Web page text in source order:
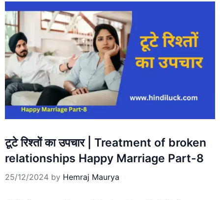
टूटे रिश्तों का उपचार | Treatment of broken
relationships Happy Marriage Part-8
25/12/2024 by Hemraj Maurya